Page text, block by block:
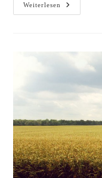
Weiterlesen
Die
Und